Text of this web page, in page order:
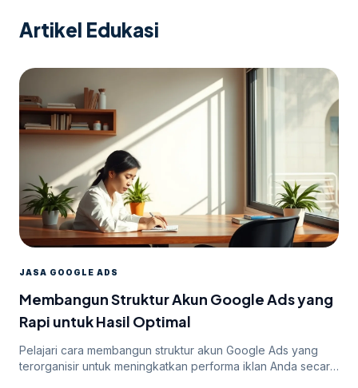
Artikel Edukasi
JASA GOOGLE ADS
Membangun Struktur Akun Google Ads yang
Rapi untuk Hasil Optimal
Pelajari cara membangun struktur akun Google Ads yang
terorganisir untuk meningkatkan performa iklan Anda secara